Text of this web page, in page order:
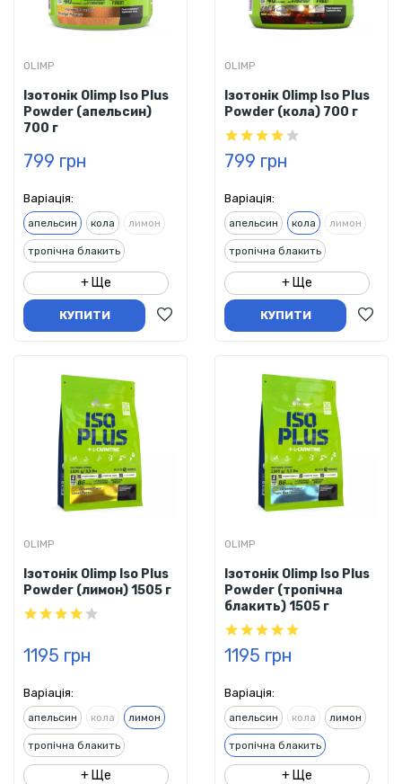
OLIMP
Ізотонік Olimp Iso Plus
Powder (апельсин)
700 г
799 грн
Варіація:
апельсин кола лимон
тропічна блакить
холодний чай
+ Ще
КУПИТИ
OLIMP
Ізотонік Olimp Iso Plus
Powder (кола) 700 г
799 грн
Варіація:
апельсин кола лимон
тропічна блакить
холодний чай
+ Ще
КУПИТИ
OLIMP
Ізотонік Olimp Iso Plus
Powder (лимон) 1505 г
1195 грн
Варіація:
апельсин кола лимон
тропічна блакить
+ Ще
OLIMP
Ізотонік Olimp Iso Plus
Powder (тропічна
блакить) 1505 г
1195 грн
Варіація:
апельсин кола лимон
тропічна блакить
+ Ще